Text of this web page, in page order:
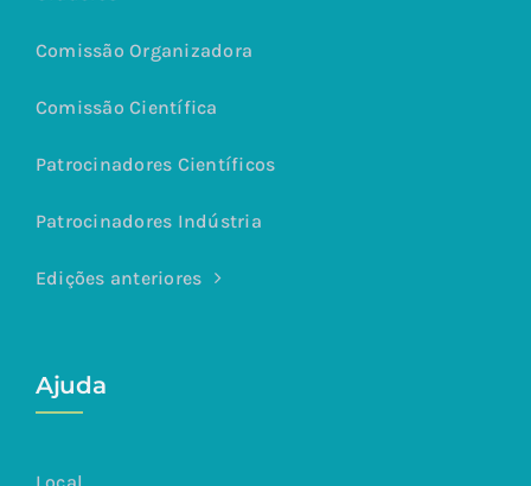
Comissão Organizadora
Comissão Científica
Patrocinadores Científicos
Patrocinadores Indústria
Edições anteriores
Ajuda